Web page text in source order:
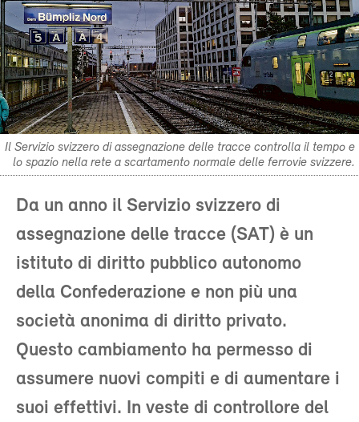
Il Servizio svizzero di assegnazione delle tracce controlla il tempo e
lo spazio nella rete a scartamento normale delle ferrovie svizzere.
Da un anno il Servizio svizzero di
assegnazione delle tracce (SAT) è un
istituto di diritto pubblico autonomo
della Confederazione e non più una
società anonima di diritto privato.
Questo cambiamento ha permesso di
assumere nuovi compiti e di aumentare i
suoi effettivi. In veste di controllore del